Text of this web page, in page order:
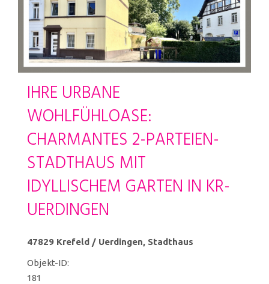
IHRE URBANE
WOHLFÜHLOASE:
CHARMANTES 2-PARTEIEN-
STADTHAUS MIT
IDYLLISCHEM GARTEN IN KR-
UERDINGEN
47829 Krefeld / Uerdingen, Stadthaus
Objekt-ID:
181